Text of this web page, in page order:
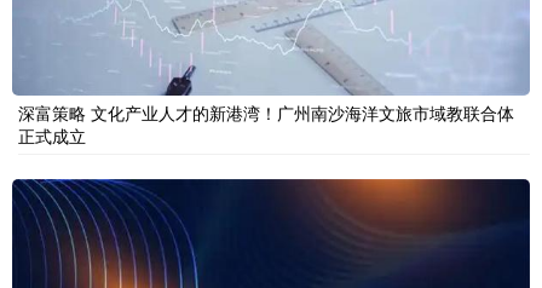
深富策略 文化产业人才的新港湾！广州南沙海洋文旅市域教联合体
正式成立